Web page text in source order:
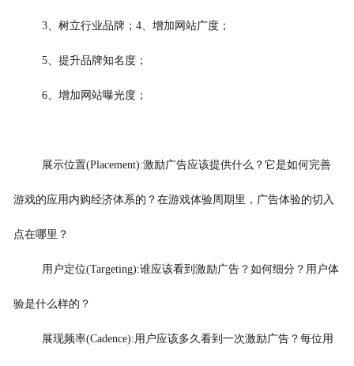
3、树立行业品牌；4、增加网站广度；
5、提升品牌知名度；
6、增加网站曝光度；
展示位置(Placement):激励广告应该提供什么？它是如何完善
游戏的应用内购经济体系的？在游戏体验周期里，广告体验的切入
点在哪里？
用户定位(Targeting):谁应该看到激励广告？如何细分？用户体
验是什么样的？
展现频率(Cadence):用户应该多久看到一次激励广告？每位用